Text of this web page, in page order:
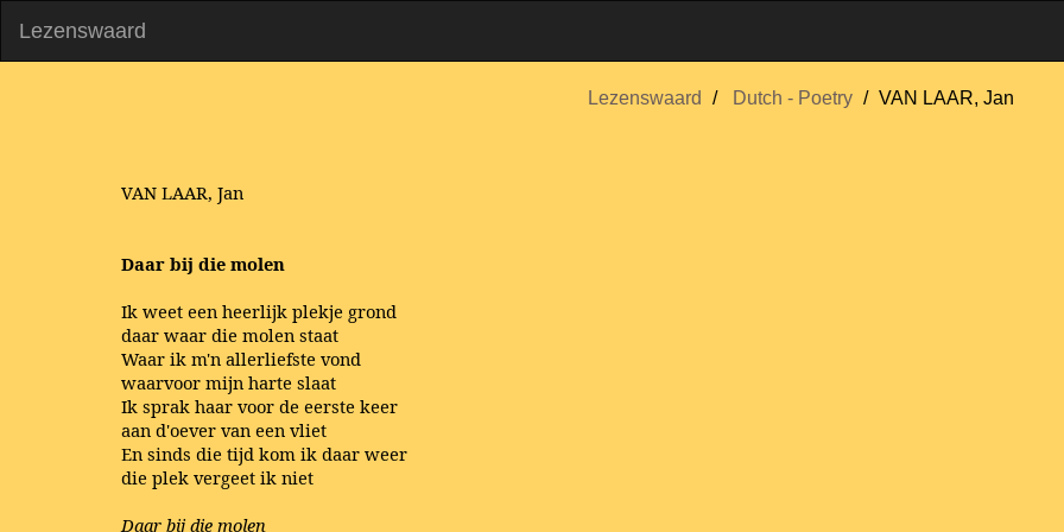
Lezenswaard
Lezenswaard Dutch - Poetry VAN LAAR, Jan
VAN LAAR, Jan
Daar bij die molen
Ik weet een heerlijk plekje grond
daar waar die molen staat
Waar ik m'n allerliefste vond
waarvoor mijn harte slaat
Ik sprak haar voor de eerste keer
aan d'oever van een vliet
En sinds die tijd kom ik daar weer
die plek vergeet ik niet
Daar bij die molen